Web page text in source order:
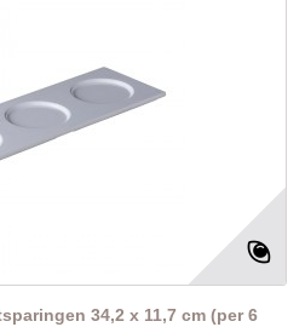
34,2 x 11,7 cm (per 6